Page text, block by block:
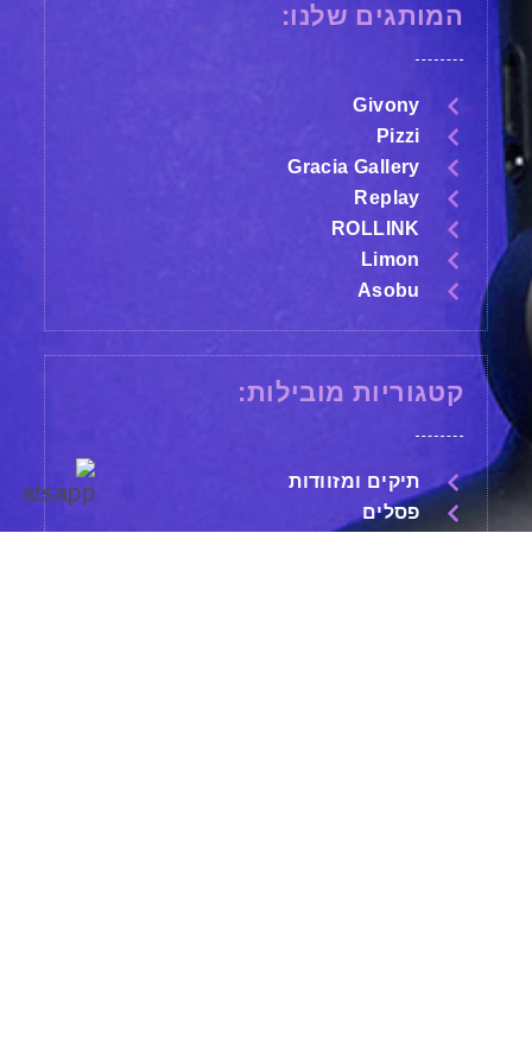
המותגים שלנו:
Givony
Pizzi
Gracia Gallery
Replay
ROLLINK
Limon
Asobu
קטגוריות מובילות:
תיקים ומזוודות
פסלים